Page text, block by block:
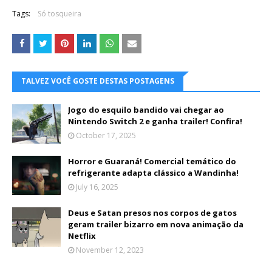
Tags: Só tosqueira
TALVEZ VOCÊ GOSTE DESTAS POSTAGENS
Jogo do esquilo bandido vai chegar ao
Nintendo Switch 2 e ganha trailer! Confira!
October 17, 2025
Horror e Guaraná! Comercial temático do
refrigerante adapta clássico a Wandinha!
July 16, 2025
Deus e Satan presos nos corpos de gatos
geram trailer bizarro em nova animação da
Netflix
November 12, 2023